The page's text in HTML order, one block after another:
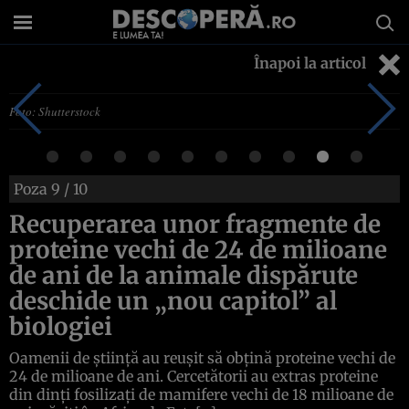
Înapoi la articol
Foto: Shutterstock
Poza 9 / 10
Recuperarea unor fragmente de
proteine ​​vechi de 24 de milioane
de ani de la animale dispărute
deschide un „nou capitol” al
biologiei
Oamenii de știință au reușit să obțină proteine ​​vechi de
24 de milioane de ani. Cercetătorii au extras proteine
din dinți fosilizați de mamifere vechi de 18 milioane de